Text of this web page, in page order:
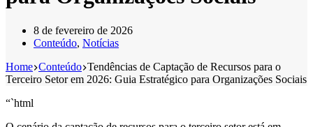
8 de fevereiro de 2026
Conteúdo, Notícias
Home Conteúdo Tendências de Captação de Recursos para o
Terceiro Setor em 2026: Guia Estratégico para Organizações Sociais
“`html